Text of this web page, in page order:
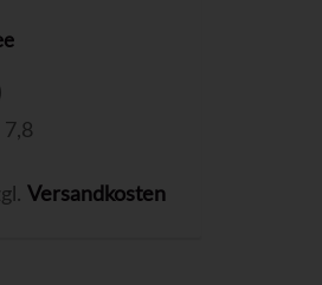
7,8
Versandkosten